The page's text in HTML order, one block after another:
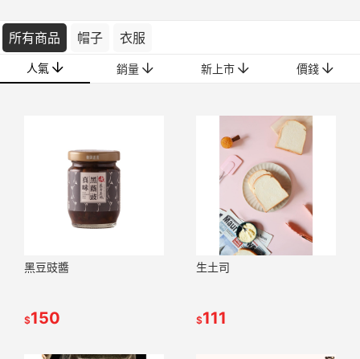
所有商品 帽子 衣服
人氣 銷量 新上市 價錢
黑豆豉醬
$150
生土司
$111